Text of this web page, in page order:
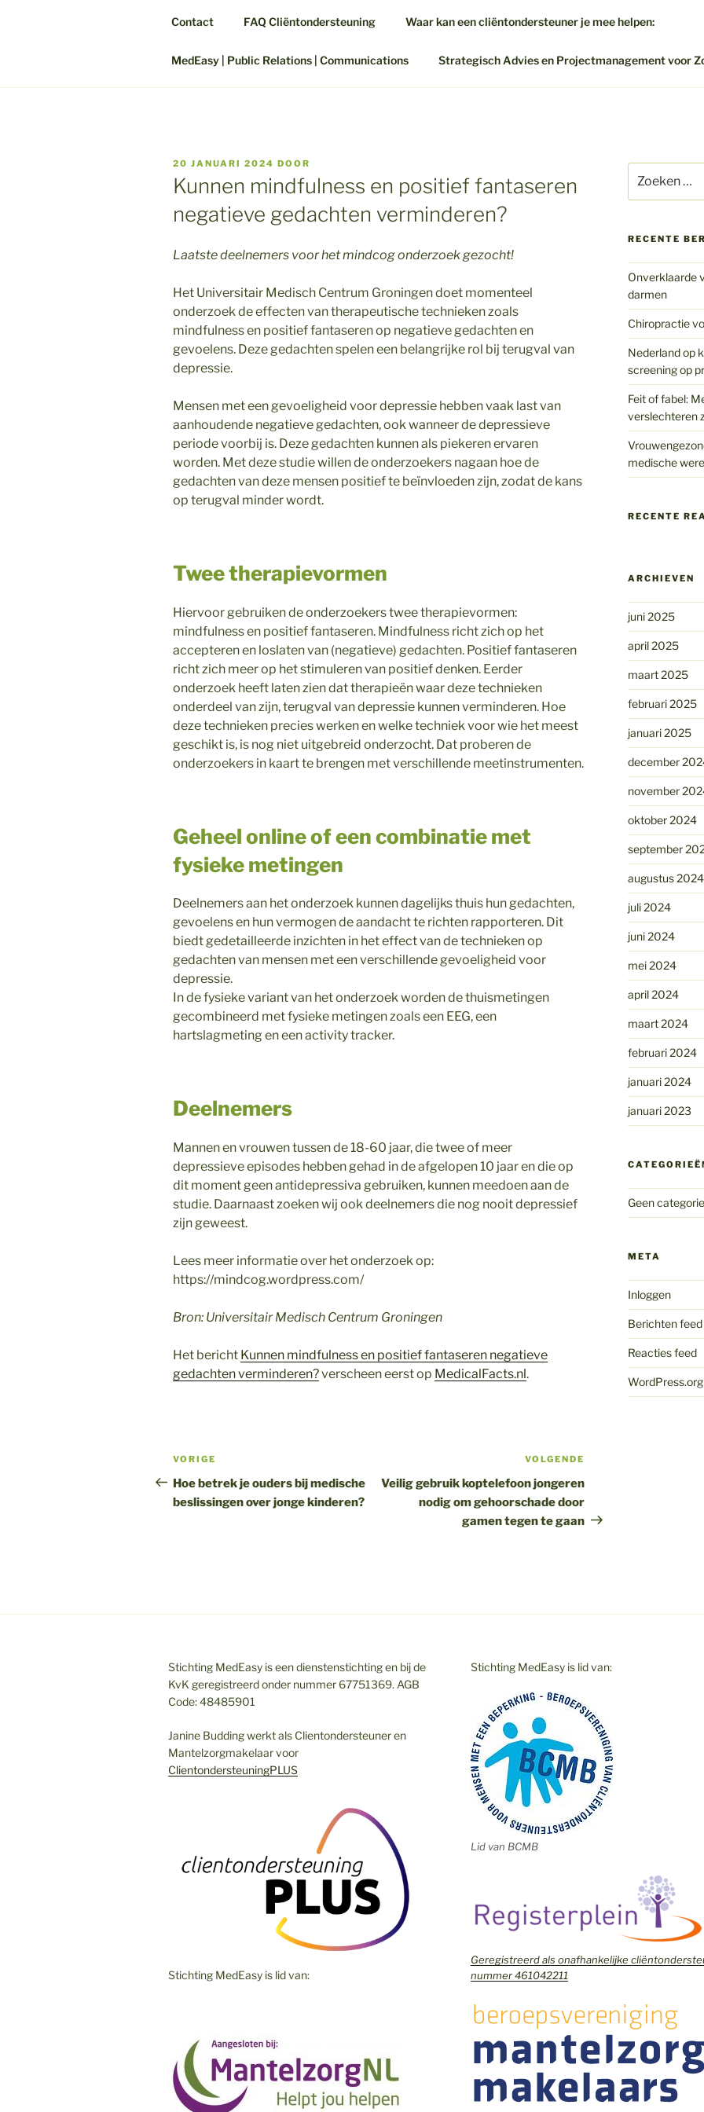
Contact FAQ Cliëntondersteuning Waar kan een cliëntondersteuner je mee helpen:
MedEasy | Public Relations | Communications Strategisch Advies en Projectmanagement voor
GEPLAATST
OP
20 JANUARI 2024 DOOR
Kunnen mindfulness en positief fantaseren
negatieve gedachten verminderen?
Laatste deelnemers voor het mindcog onderzoek gezocht!
Het Universitair Medisch Centrum Groningen doet momenteel
onderzoek de effecten van therapeutische technieken zoals
mindfulness en positief fantaseren op negatieve gedachten en
gevoelens. Deze gedachten spelen een belangrijke rol bij terugval van
depressie.
Mensen met een gevoeligheid voor depressie hebben vaak last van
aanhoudende negatieve gedachten, ook wanneer de depressieve
periode voorbij is. Deze gedachten kunnen als piekeren ervaren
worden. Met deze studie willen de onderzoekers nagaan hoe de
gedachten van deze mensen positief te beïnvloeden zijn, zodat de kans
op terugval minder wordt.
Twee therapievormen
Hiervoor gebruiken de onderzoekers twee therapievormen:
mindfulness en positief fantaseren. Mindfulness richt zich op het
accepteren en loslaten van (negatieve) gedachten. Positief fantaseren
richt zich meer op het stimuleren van positief denken. Eerder
onderzoek heeft laten zien dat therapieën waar deze technieken
onderdeel van zijn, terugval van depressie kunnen verminderen. Hoe
deze technieken precies werken en welke techniek voor wie het meest
geschikt is, is nog niet uitgebreid onderzocht. Dat proberen de
onderzoekers in kaart te brengen met verschillende meetinstrumenten.
Geheel online of een combinatie met
fysieke metingen
Deelnemers aan het onderzoek kunnen dagelijks thuis hun gedachten,
gevoelens en hun vermogen de aandacht te richten rapporteren. Dit
biedt gedetailleerde inzichten in het effect van de technieken op
gedachten van mensen met een verschillende gevoeligheid voor
depressie.
In de fysieke variant van het onderzoek worden de thuismetingen
gecombineerd met fysieke metingen zoals een EEG, een
hartslagmeting en een activity tracker.
Deelnemers
Mannen en vrouwen tussen de 18-60 jaar, die twee of meer
depressieve episodes hebben gehad in de afgelopen 10 jaar en die op
dit moment geen antidepressiva gebruiken, kunnen meedoen aan de
studie. Daarnaast zoeken wij ook deelnemers die nog nooit depressief
zijn geweest.
Lees meer informatie over het onderzoek op:
https://mindcog.wordpress.com/
Bron: Universitair Medisch Centrum Groningen
Het bericht Kunnen mindfulness en positief fantaseren negatieve
gedachten verminderen?verscheen eerst op MedicalFacts.nl.
Bericht
navigatie
Vorig
bericht
VORIGE
Hoe betrek je ouders bij medische
beslissingen over jonge kinderen?
bericht
VOLGENDE
Veilig gebruik koptelefoon jongeren
nodig om gehoorschade door
gamen tegen te gaan
naar:
RECENTE
Onverklaarde
darmen
Chiropractie
Nederland op
screening op
Feit of fabel:
verslechteren
medische
RECENTE
ARCHIEVEN
juni 2025
april 2025
maart 2025
februari 2025
januari 2025
december
november
oktober 2024
september
augustus 2024
juli 2024
juni 2024
mei 2024
april 2024
maart 2024
februari 2024
januari 2024
januari 2023
Geen categorie
META
Inloggen
Berichten feed
Reacties feed
WordPress.org
Stichting MedEasy is een dienstenstichting en bij de
KvK geregistreerd onder nummer 67751369. AGB
Code: 48485901
Janine Budding werkt als Clientondersteuner en
Mantelzorgmakelaar voor
ClientondersteuningPLUS
Stichting MedEasy is lid van:
Stichting MedEasy is lid van:
Lid van BCMB
Geregistreerd als onafhankelijke
nummer 461042211